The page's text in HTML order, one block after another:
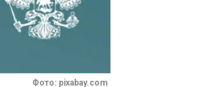
Фото: pixabay.com